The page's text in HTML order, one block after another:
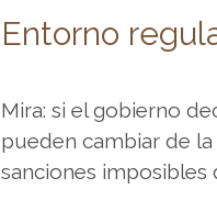
jugar
un
presupuesto
reducido,
Entorno
Mira: si el gobierno
pueden cambiar de
sanciones imposibles